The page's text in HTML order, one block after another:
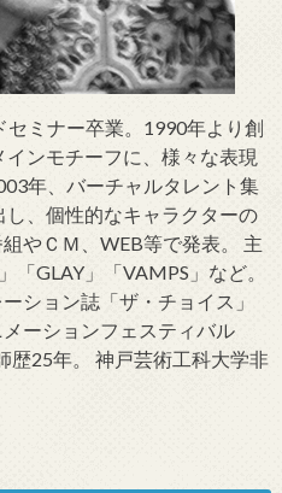
ミナー卒業。1990年より創
ンモチーフに、様々な表現
年、バーチャルタレント集
、個性的なキャラクターの
やＣＭ、WEB等で発表。 主
GLAY」「VAMPS」など。
ション誌「ザ・チョイス」
ーションフェスティバル
歴25年。 神戸芸術工科大学非